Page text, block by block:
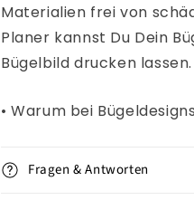
Materialien frei von
Planer kannst Du Dein
Bügelbild drucken
• Warum bei
Fragen & Antworten